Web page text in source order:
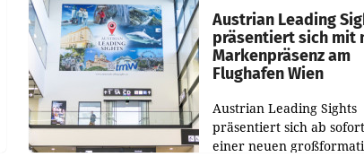
steht
Austrian Leading
präsentiert sich mit
Markenpräsenz am
Flughafen Wien
Austrian Leading Sights
präsentiert sich ab
einer neuen